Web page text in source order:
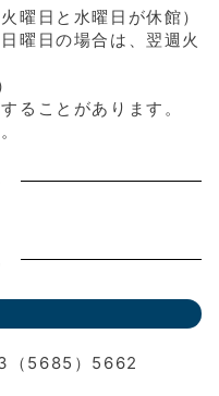
曜日と水曜日が休館）
曜日の場合は、翌週火
ることがあります。
（5685）5662